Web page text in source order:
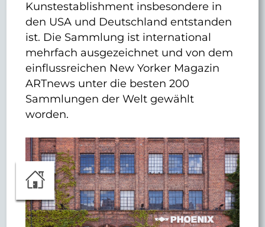
Kunstestablishment insbesondere in
den USA und Deutschland entstanden
ist. Die Sammlung ist international
mehrfach ausgezeichnet und von dem
einflussreichen New Yorker Magazin
ARTnews unter die besten 200
Sammlungen der Welt gewählt
worden.